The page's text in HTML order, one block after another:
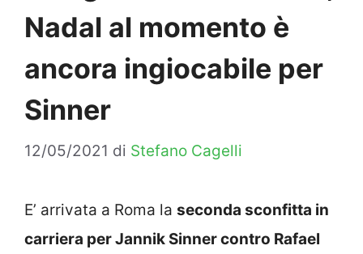
Nadal al momento è
ancora ingiocabile per
Sinner
12/05/2021 di Stefano Cagelli
E’ arrivata a Roma la seconda sconfitta in
carriera per Jannik Sinner contro Rafael